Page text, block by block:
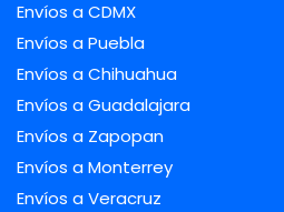
Envíos a CDMX
Envíos a Puebla
Envíos a Chihuahua
Envíos a Guadalajara
Envíos a Zapopan
Envíos a Monterrey
Envíos a Veracruz